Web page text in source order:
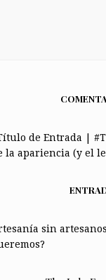
de Entrada |
la apariencia (y el
sin